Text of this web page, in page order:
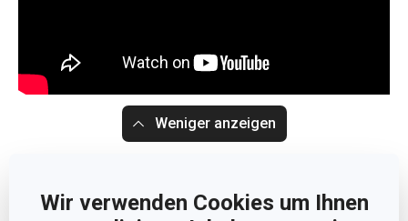
Wir verwenden Cookies um Ihnen
Weniger anzeigen